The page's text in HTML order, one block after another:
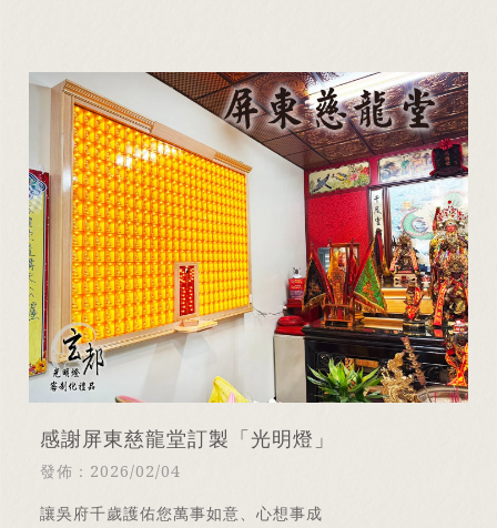
感謝屏東慈龍堂訂製「光明燈」
發佈：2026/02/04
讓吳府千歲護佑您萬事如意、心想事成